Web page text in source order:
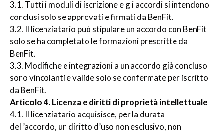
3.1. Tutti i moduli di iscrizione e gli accordi si intendono
conclusi solo se approvati e firmati da BenFit.
3.2. Il licenziatario può stipulare un accordo con BenFit
solo se ha completato le formazioni prescritte da
BenFit.
3.3. Modifiche e integrazioni a un accordo già concluso
sono vincolanti e valide solo se confermate per iscritto
da BenFit.
Articolo 4. Licenza e diritti di proprietà intellettuale
4.1. Il licenziatario acquisisce, per la durata
dell’accordo, un diritto d’uso non esclusivo, non